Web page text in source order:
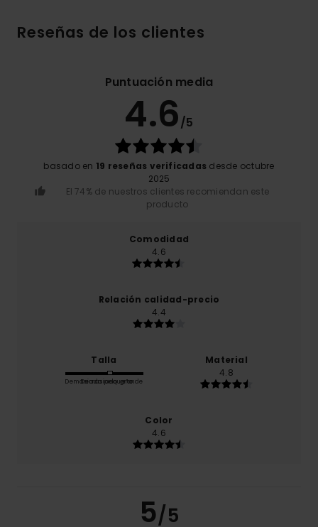
Reseñas de los clientes
Puntuación media
4.6/5
basado en 19 reseñas verificadas desde octubre
2025
El 74% de nuestros clientes recomiendan este
producto
Comodidad
4.6
Relación calidad-precio
4.4
Talla
Demasiado pequeño
Demasiado grande
Material
4.8
Color
4.6
5/5